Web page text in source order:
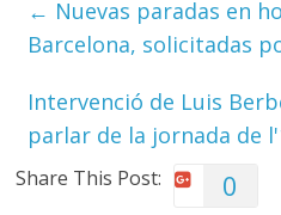
← Nuevas paradas en
Barcelona, solicitadas
Intervenció de Luis
parlar de la jornada de
Share This Post: 0